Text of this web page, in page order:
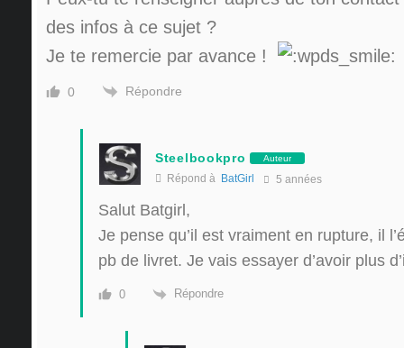
des infos à ce sujet ?
Je te remercie par avance !
0 Répondre
Steelbookpro Auteur
Répond à BatGirl 5 années
Salut Batgirl,
Je pense qu’il est vraiment en rupture, il
pb de livret. Je vais essayer d’avoir plus
0 Répondre